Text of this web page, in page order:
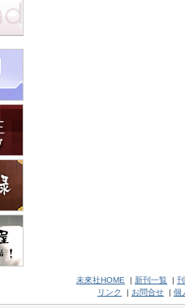
未來社HOME | 新刊一覧 |
リンク
| お問合せ | 個